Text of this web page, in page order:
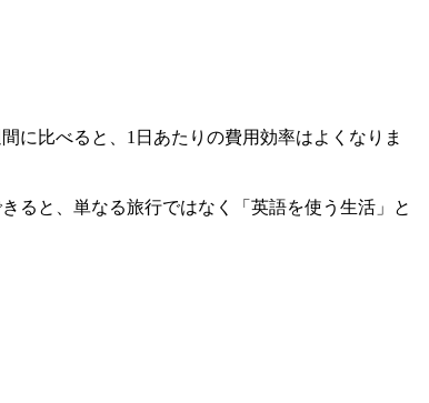
に比べると、1日あたりの費用効率はよくなりま
ると、単なる旅行ではなく「英語を使う生活」と